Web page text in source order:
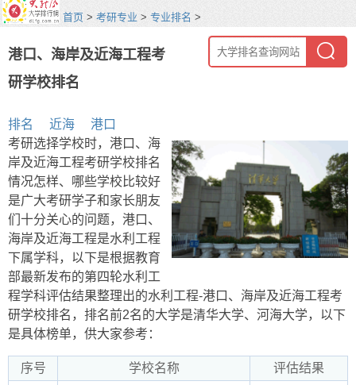
首页 > 考研专业 > 专业排名 >
港口、海岸及近海工程考
研学校排名
排名 近海
港口
考研选择学校时，港口、海
岸及近海工程考研学校排名
情况怎样、哪些学校比较好
是广大考研学子和家长朋友
们十分关心的问题，港口、
海岸及近海工程是水利工程
下属学科，以下是根据教育
部最新发布的第四轮水利工
程学科评估结果整理出的水利工程-港口、海岸及近海工程考
研学校排名，排名前2名的大学是清华大学、河海大学，以下
是具体榜单，供大家参考：
序号 学校名称
评估结果